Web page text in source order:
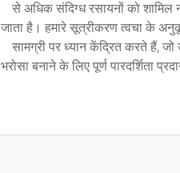
से अधिक संदिग्ध रसायनों को शामिल
जाता है। हमारे सूत्रीकरण त्वचा के
सामग्री पर ध्यान केंद्रित करते हैं, जो
भरोसा बनाने के लिए पूर्ण पारदर्शिता